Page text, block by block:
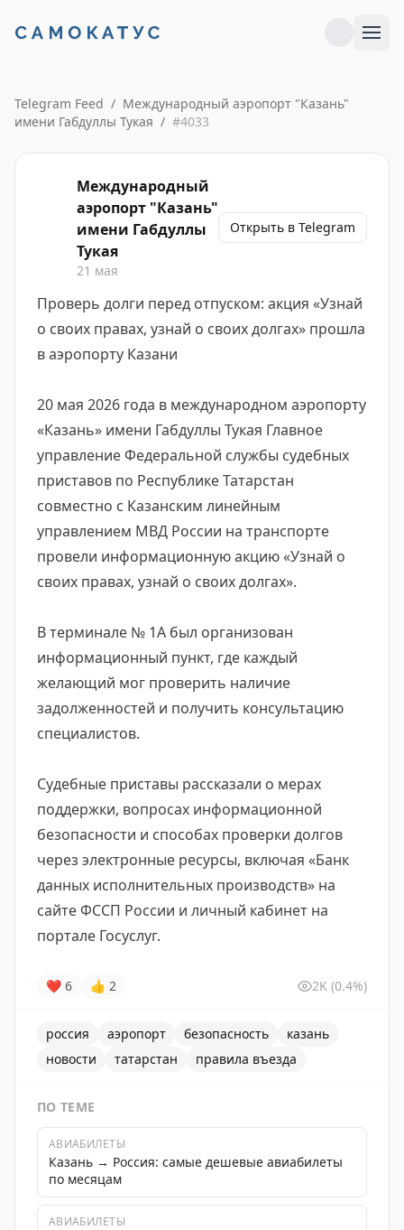
Telegram Feed / Международный аэропорт "Казань"
имени Габдуллы Тукая / #4033
Международный
аэропорт "Казань"
имени Габдуллы
Тукая
21 мая
Открыть в Telegram
Проверь долги перед отпуском: акция «Узнай
о своих правах, узнай о своих долгах» прошла
в аэропорту Казани
20 мая 2026 года в международном аэропорту
«Казань» имени Габдуллы Тукая Главное
управление Федеральной службы судебных
приставов по Республике Татарстан
совместно с Казанским линейным
управлением МВД России на транспорте
провели информационную акцию «Узнай о
своих правах, узнай о своих долгах».
В терминале № 1А был организован
информационный пункт, где каждый
желающий мог проверить наличие
задолженностей и получить консультацию
специалистов.
Судебные приставы рассказали о мерах
поддержки, вопросах информационной
безопасности и способах проверки долгов
через электронные ресурсы, включая «Банк
данных исполнительных производств» на
сайте ФССП России и личный кабинет на
портале Госуслуг.
❤ 6 👍 2 2K (0.4%)
россия аэропорт безопасность
казань
новости
татарстан правила въезда
ПО ТЕМЕ
АВИАБИЛЕТЫ
Казань → Россия: самые дешевые авиабилеты
по месяцам
АВИАБИЛЕТЫ